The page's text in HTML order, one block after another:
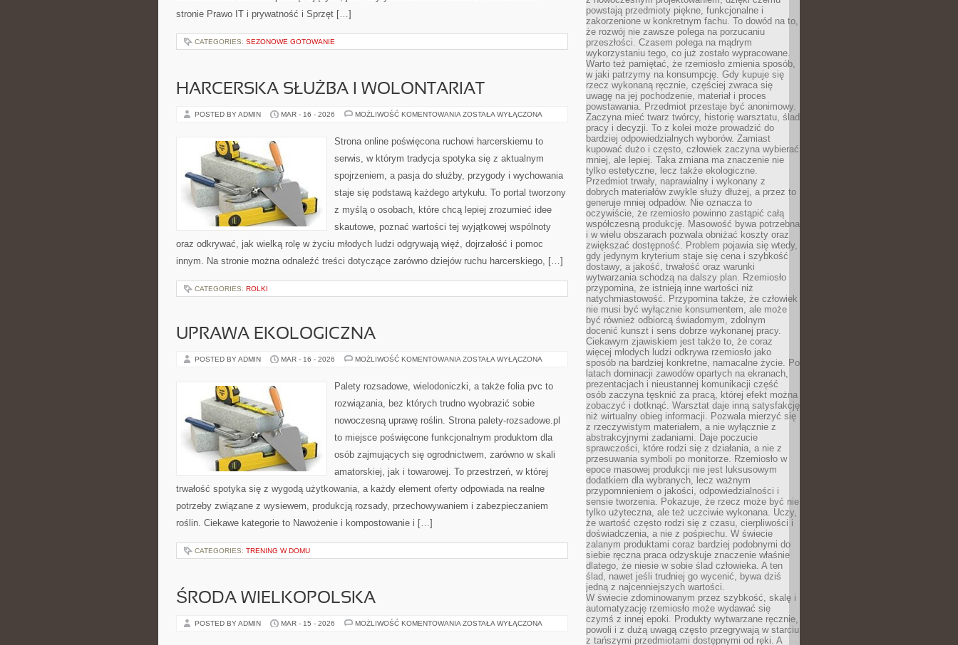
stronie Prawo IT i prywatność i Sprzęt […]
CATEGORIES: SEZONOWE GOTOWANIE
HARCERSKA SŁUŻBA I WOLONTARIAT
POSTED BY ADMIN MAR - 16 - 2026 MOŻLIWOŚĆ KOMENTOWANIA HARCERSKA
WOLONTARIAT
ZOSTAŁA WYŁĄCZONA
Strona online poświęcona ruchowi harcerskiemu to
serwis, w którym tradycja spotyka się z aktualnym
spojrzeniem, a pasja do służby, przygody i wychowania
staje się podstawą każdego artykułu. To portal tworzony
z myślą o osobach, które chcą lepiej zrozumieć idee
skautowe, poznać wartości tej wyjątkowej wspólnoty
oraz odkrywać, jak wielką rolę w życiu młodych ludzi odgrywają więź, dojrzałość i pomoc
innym. Na stronie można odnaleźć treści dotyczące zarówno dziejów ruchu harcerskiego, […]
CATEGORIES: ROLKI
UPRAWA EKOLOGICZNA
POSTED BY ADMIN MAR - 16 - 2026 MOŻLIWOŚĆ KOMENTOWANIA UPRAWA
ZOSTAŁA WYŁĄCZONA
Palety rozsadowe, wielodoniczki, a także folia pvc to
rozwiązania, bez których trudno wyobrazić sobie
nowoczesną uprawę roślin. Strona palety-rozsadowe.pl
to miejsce poświęcone funkcjonalnym produktom dla
osób zajmujących się ogrodnictwem, zarówno w skali
amatorskiej, jak i towarowej. To przestrzeń, w której
trwałość spotyka się z wygodą użytkowania, a każdy element oferty odpowiada na realne
potrzeby związane z wysiewem, produkcją rozsady, przechowywaniem i zabezpieczaniem
roślin. Ciekawe kategorie to Nawożenie i kompostowanie i […]
CATEGORIES: TRENING W DOMU
ŚRODA WIELKOPOLSKA
POSTED BY ADMIN MAR - 15 - 2026 MOŻLIWOŚĆ KOMENTOWANIA ŚRODA
ZOSTAŁA WYŁĄCZONA
powstają przedmioty piękne, funkcjonalne i
zakorzenione w konkretnym fachu. To dowód na to,
że rozwój nie zawsze polega na porzucaniu
przeszłości. Czasem polega na mądrym
wykorzystaniu tego, co już zostało wypracowane.
Warto też pamiętać, że rzemiosło zmienia sposób,
w jaki patrzymy na konsumpcję. Gdy kupuje się
rzecz wykonaną ręcznie, częściej zwraca się
uwagę na jej pochodzenie, materiał i proces
powstawania. Przedmiot przestaje być anonimowy.
Zaczyna mieć twarz twórcy, historię warsztatu, ślad
pracy i decyzji. To z kolei może prowadzić do
bardziej odpowiedzialnych wyborów. Zamiast
kupować dużo i często, człowiek zaczyna wybierać
mniej, ale lepiej. Taka zmiana ma znaczenie nie
tylko estetyczne, lecz także ekologiczne.
Przedmiot trwały, naprawialny i wykonany z
dobrych materiałów zwykle służy dłużej, a przez to
generuje mniej odpadów. Nie oznacza to
oczywiście, że rzemiosło powinno zastąpić całą
współczesną produkcję. Masowość bywa potrzebna
i w wielu obszarach pozwala obniżać koszty oraz
zwiększać dostępność. Problem pojawia się wtedy,
gdy jedynym kryterium staje się cena i szybkość
dostawy, a jakość, trwałość oraz warunki
wytwarzania schodzą na dalszy plan. Rzemiosło
przypomina, że istnieją inne wartości niż
natychmiastowość. Przypomina także, że człowiek
nie musi być wyłącznie konsumentem, ale może
być również odbiorcą świadomym, zdolnym
docenić kunszt i sens dobrze wykonanej pracy.
Ciekawym zjawiskiem jest także to, że coraz
więcej młodych ludzi odkrywa rzemiosło jako
sposób na bardziej konkretne, namacalne życie. Po
latach dominacji zawodów opartych na ekranach,
prezentacjach i nieustannej komunikacji część
osób zaczyna tęsknić za pracą, której efekt można
zobaczyć i dotknąć. Warsztat daje inną satysfakcję
niż wirtualny obieg informacji. Pozwala mierzyć się
z rzeczywistym materiałem, a nie wyłącznie z
abstrakcyjnymi zadaniami. Daje poczucie
sprawczości, które rodzi się z działania, a nie z
przesuwania symboli po monitorze. Rzemiosło w
epoce masowej produkcji nie jest luksusowym
dodatkiem dla wybranych, lecz ważnym
przypomnieniem o jakości, odpowiedzialności i
sensie tworzenia. Pokazuje, że rzecz może być nie
tylko użyteczna, ale też uczciwie wykonana. Uczy,
że wartość często rodzi się z czasu, cierpliwości i
doświadczenia, a nie z pośpiechu. W świecie
zalanym produktami coraz bardziej podobnymi do
siebie ręczna praca odzyskuje znaczenie właśnie
dlatego, że niesie w sobie ślad człowieka. A ten
ślad, nawet jeśli trudniej go wycenić, bywa dziś
jedną z najcenniejszych wartości.
W świecie zdominowanym przez szybkość, skalę i
automatyzację rzemiosło może wydawać się
czymś z innej epoki. Produkty wytwarzane ręcznie,
powoli i z dużą uwagą często przegrywają w starciu
z tańszymi przedmiotami dostępnymi od ręki. A